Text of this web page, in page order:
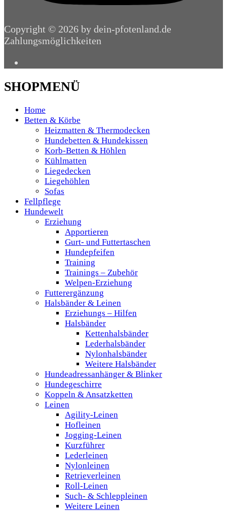
Copyright © 2026 by dein-pfotenland.de
Zahlungsmöglichkeiten
SHOPMENÜ
Home
Betten & Körbe
Heizmatten & Thermodecken
Hundebetten & Hundekissen
Korb-Betten & Höhlen
Kühlmatten
Liegedecken
Liegehöhlen
Sofas
Fellpflege
Hundewelt
Erziehung
Apportieren
Gurt- und Futtertaschen
Hundepfeifen
Training
Trainings – Zubehör
Welpen-Erziehung
Futterergänzung
Halsbänder & Leinen
Erziehungs – Hilfen
Halsbänder
Kettenhalsbänder
Lederhalsbänder
Nylonhalsbänder
Weitere Halsbänder
Hundeadressanhänger & Blinker
Hundegeschirre
Koppeln & Ansatzketten
Leinen
Agility-Leinen
Hofleinen
Jogging-Leinen
Kurzführer
Lederleinen
Nylonleinen
Retrieverleinen
Roll-Leinen
Such- & Schleppleinen
Weitere Leinen